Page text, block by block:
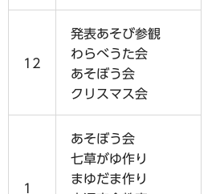
12
発表あそび参観
わらべうた会
あそぼう会
クリスマス会
1
あそぼう会
七草がゆ作り
まゆだま作り